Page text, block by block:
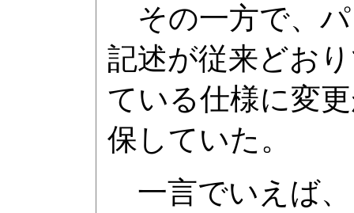
その一方で、パ
記述が従来どお
ている仕様に変
保していた。
一言でいえば、